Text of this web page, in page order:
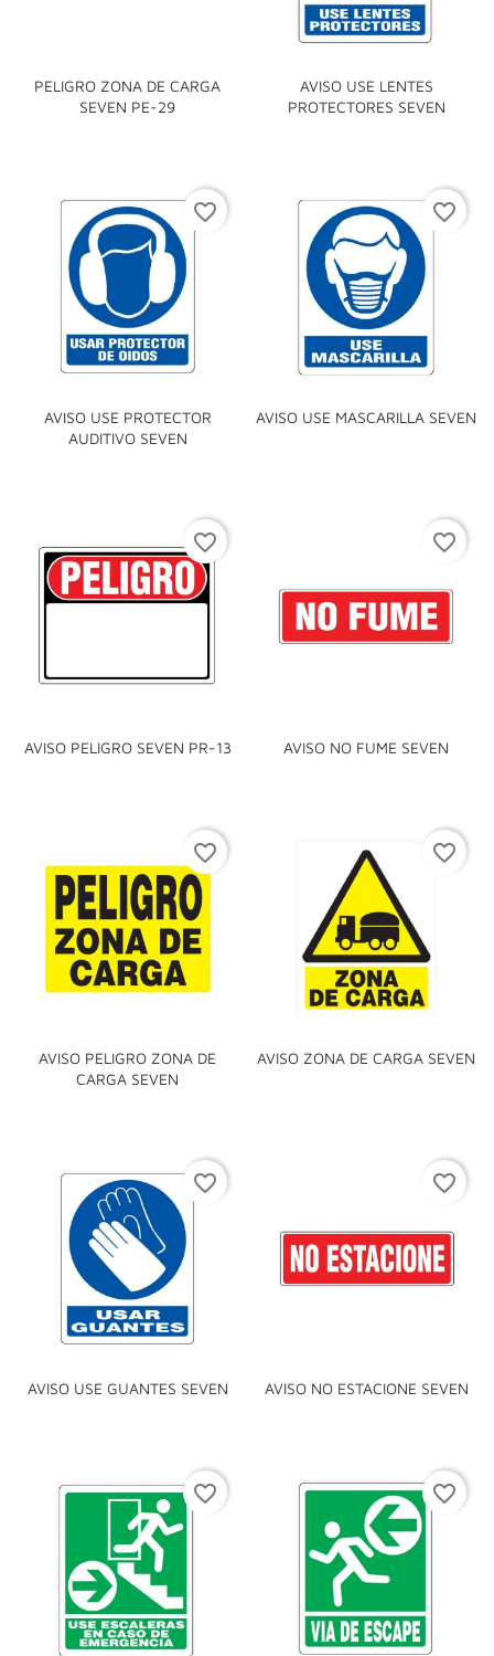
PELIGRO ZONA DE CARGA
SEVEN PE-29
AVISO USE LENTES
PROTECTORES SEVEN
AVISO USE PROTECTOR
AUDITIVO SEVEN
favorite_border
AVISO USE MASCARILLA SEVEN
favorite_border
AVISO PELIGRO SEVEN PR-13
favorite_border
AVISO NO FUME SEVEN
favorite_border
AVISO PELIGRO ZONA DE
CARGA SEVEN
favorite_border
AVISO ZONA DE CARGA SEVEN
favorite_border
AVISO USE GUANTES SEVEN
favorite_border
AVISO NO ESTACIONE SEVEN
favorite_border
favorite_border favorite_border